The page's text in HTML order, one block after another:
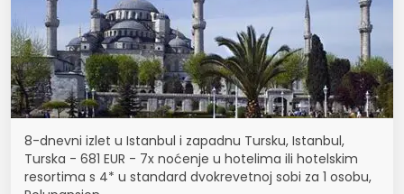
8-dnevni izlet u Istanbul i zapadnu Tursku, Istanbul,
Turska - 681 EUR - 7x noćenje u hotelima ili hotelskim
resortima s 4* u standard dvokrevetnoj sobi za 1 osobu,